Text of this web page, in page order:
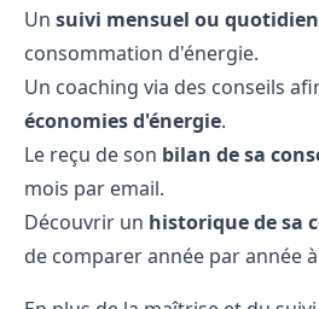
Un suivi mensuel ou quotidien
consommation d'énergie.
Un coaching via des conseils
économies d'énergie.
Le reçu de son bilan de sa
mois par email.
Découvrir un historique de sa
de comparer année par année